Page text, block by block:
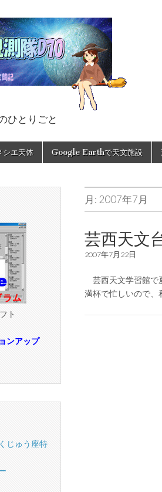
観測隊
ひとりごと
シエ天体 Google Earthで天文施設
月: 2007年7月
芸西天文
2007年7月22日
芸西天文学習館で
満杯で忙しいので、
ト
ンアップ
じゅう座特